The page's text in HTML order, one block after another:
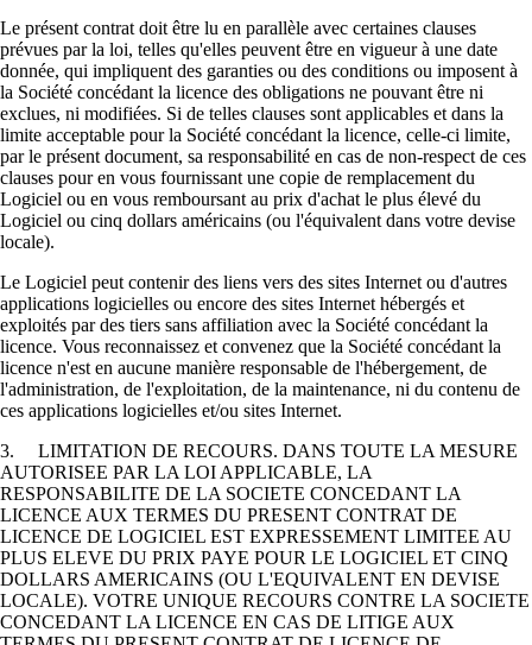
Le présent contrat doit être lu en parallèle avec certaines clauses
prévues par la loi, telles qu'elles peuvent être en vigueur à une date
donnée, qui impliquent des garanties ou des conditions ou imposent à
la Société concédant la licence des obligations ne pouvant être ni
exclues, ni modifiées. Si de telles clauses sont applicables et dans la
limite acceptable pour la Société concédant la licence, celle-ci limite,
par le présent document, sa responsabilité en cas de non-respect de ces
clauses pour en vous fournissant une copie de remplacement du
Logiciel ou en vous remboursant au prix d'achat le plus élevé du
Logiciel ou cinq dollars américains (ou l'équivalent dans votre devise
locale).
Le Logiciel peut contenir des liens vers des sites Internet ou d'autres
applications logicielles ou encore des sites Internet hébergés et
exploités par des tiers sans affiliation avec la Société concédant la
licence. Vous reconnaissez et convenez que la Société concédant la
licence n'est en aucune manière responsable de l'hébergement, de
l'administration, de l'exploitation, de la maintenance, ni du contenu de
ces applications logicielles et/ou sites Internet.
3. LIMITATION DE RECOURS. DANS TOUTE LA MESURE
AUTORISEE PAR LA LOI APPLICABLE, LA
RESPONSABILITE DE LA SOCIETE CONCEDANT LA
LICENCE AUX TERMES DU PRESENT CONTRAT DE
LICENCE DE LOGICIEL EST EXPRESSEMENT LIMITEE AU
PLUS ELEVE DU PRIX PAYE POUR LE LOGICIEL ET CINQ
DOLLARS AMERICAINS (OU L'EQUIVALENT EN DEVISE
LOCALE). VOTRE UNIQUE RECOURS CONTRE LA SOCIETE
CONCEDANT LA LICENCE EN CAS DE LITIGE AUX